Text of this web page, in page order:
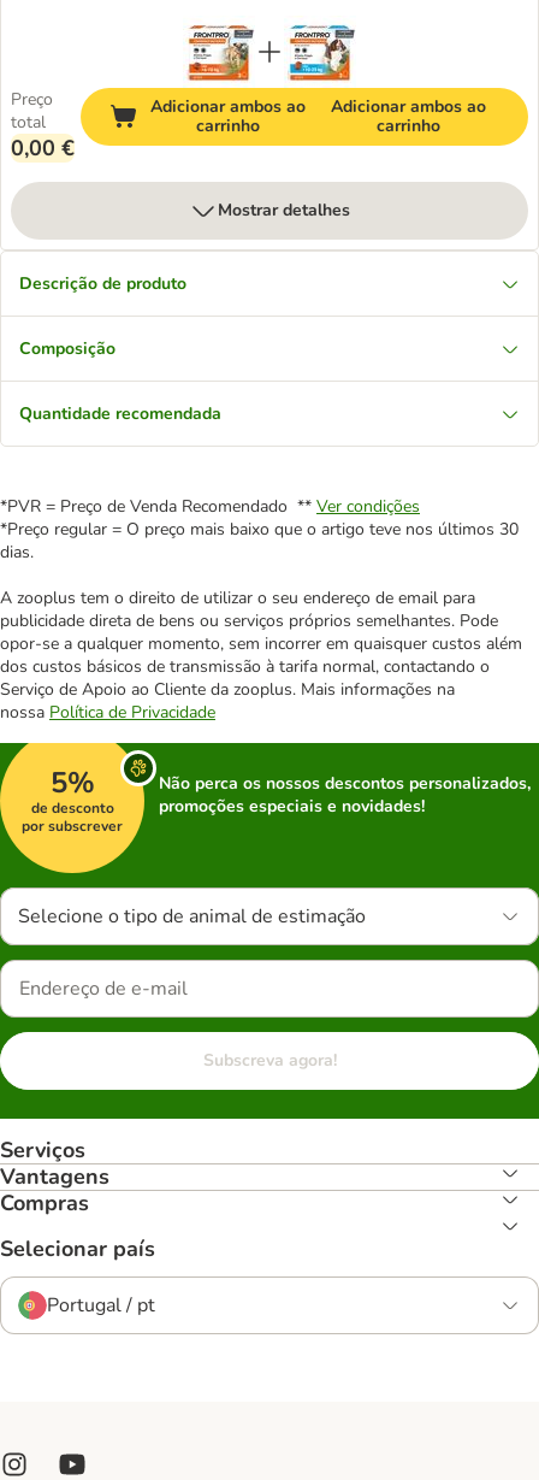
Preço
total
0,00 €
Adicionar ambos ao
carrinho
Adicionar ambos ao
carrinho
Mostrar detalhes
Descrição de produto
Composição
Quantidade recomendada
*PVR = Preço de Venda Recomendado ** Ver condições
*Preço regular = O preço mais baixo que o artigo teve nos últimos 30
dias.
A zooplus tem o direito de utilizar o seu endereço de email para
publicidade direta de bens ou serviços próprios semelhantes. Pode
opor-se a qualquer momento, sem incorrer em quaisquer custos além
dos custos básicos de transmissão à tarifa normal, contactando o
Serviço de Apoio ao Cliente da zooplus. Mais informações na
nossa Política de Privacidade
5%
de desconto
por subscrever
Não perca os nossos descontos personalizados,
promoções especiais e novidades!
Selecione o tipo de animal de estimação
Subscreva agora!
Serviços
Vantagens
Compras
Selecionar país
Portugal / pt